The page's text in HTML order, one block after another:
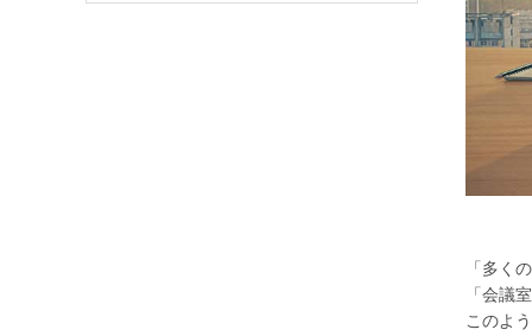
「多く
「会議
このよ